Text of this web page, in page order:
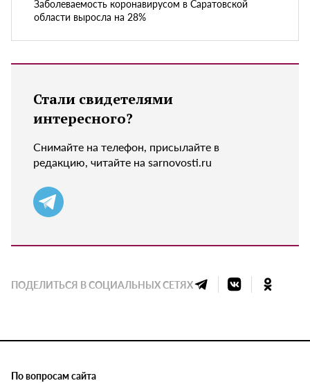
Заболеваемость коронавирусом в Саратовской
области выросла на 28%
Стали свидетелями
интересного?
Снимайте на телефон, присылайте в
редакцию, читайте на sarnovosti.ru
ПОДЕЛИТЬСЯ В СОЦИАЛЬНЫХ СЕТЯХ
По вопросам сайта